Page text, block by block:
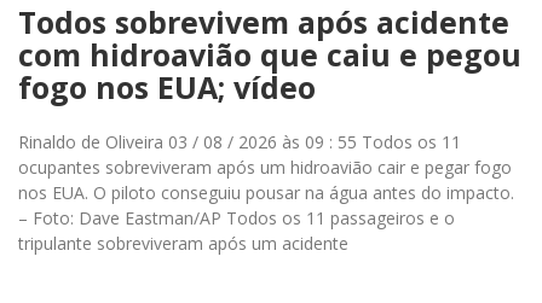
Todos sobrevivem após acidente
com hidroavião que caiu e pegou
fogo nos EUA; vídeo
Rinaldo de Oliveira 03 / 08 / 2026 às 09 : 55 Todos os 11
ocupantes sobreviveram após um hidroavião cair e pegar fogo
nos EUA. O piloto conseguiu pousar na água antes do impacto.
– Foto: Dave Eastman/AP Todos os 11 passageiros e o
tripulante sobreviveram após um acidente